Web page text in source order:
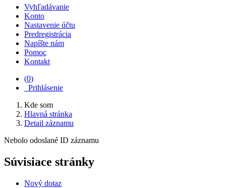
Vyhľadávanie
Konto
Nastavenie účtu
Predregistrácia
Napíšte nám
Pomoc
Kontakt
(0)
Prihlásenie
Kde som
Hlavná stránka
Detail záznamu
Nebolo odoslané ID záznamu
Súvisiace stránky
Nový dotaz